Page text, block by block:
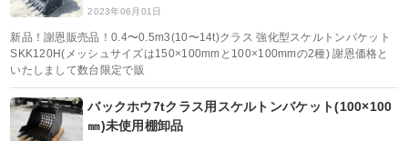
2023年06月01日
新品！謝恩販売品！0.4〜0.5m3(10〜14t)クラス 強化型スケルトンバケット
SKK120H(メッシュサイズは150×100mmと100×100mmの2種) 謝恩価格と
いたしまして数台限定で販
バックホウ7tクラス用スケルトンバケット(100×100
㎜)未使用棚卸品